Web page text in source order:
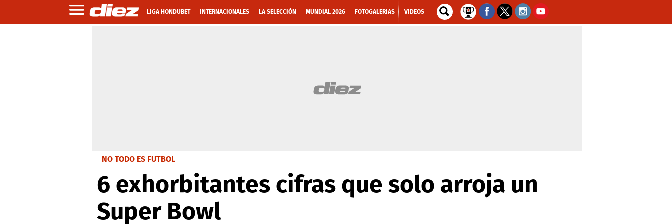
LIGA HONDUBET INTERNACIONALES LA SELECCIÓN MUNDIAL 2026 FOTOGALERIAS VIDEOS
NO TODO ES FUTBOL
6 exhorbitantes cifras que solo arroja un
Super Bowl